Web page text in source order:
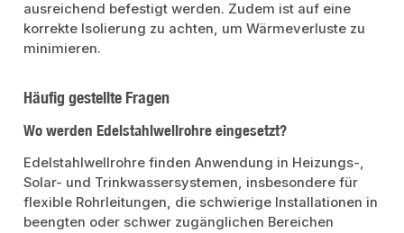
ausreichend befestigt werden. Zudem ist auf eine
korrekte Isolierung zu achten, um Wärmeverluste zu
minimieren.
Häufig gestellte Fragen
Wo werden Edelstahlwellrohre eingesetzt?
Edelstahlwellrohre finden Anwendung in Heizungs-,
Solar- und Trinkwassersystemen, insbesondere für
flexible Rohrleitungen, die schwierige Installationen in
beengten oder schwer zugänglichen Bereichen